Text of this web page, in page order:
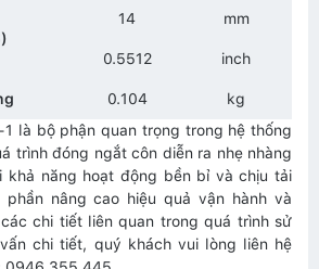
14 mm
0.5512 inch
0.104
kg
1 là bộ phận quan trọng trong hệ thống
trình đóng ngắt côn diễn ra nhẹ nhàng
khả năng hoạt động bền bỉ và chịu tải
nâng cao hiệu quả vận hành và
chi tiết liên quan trong quá trình sử
chi tiết, quý khách vui lòng liên hệ